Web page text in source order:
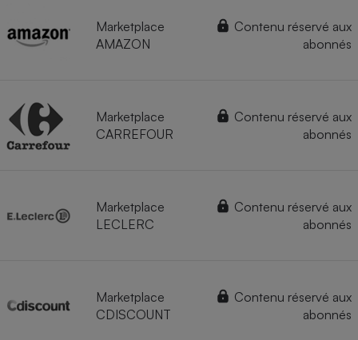
Marketplace
AMAZON
Contenu réservé aux
abonnés
Marketplace
CARREFOUR
Contenu réservé aux
abonnés
Marketplace
LECLERC
Contenu réservé aux
abonnés
Marketplace
CDISCOUNT
Contenu réservé aux
abonnés